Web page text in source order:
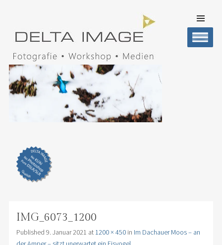
CONTENT
IMG_6073_1200
Published 9. Januar 2021 at 1200 × 450in Im Dachauer Moos – an